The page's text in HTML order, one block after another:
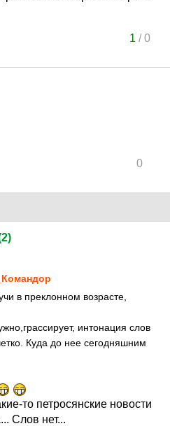
1 /0
0
в преклонном возрасте,
интонация слов
Куда до нее сегодняшним
то петросянские новости
Слов нет...